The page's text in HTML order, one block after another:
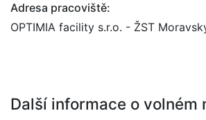
Adresa pracoviště:
OPTIMIA facility s.r.o. - ŽST
Další informace o volném